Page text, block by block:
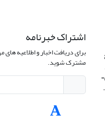
اشتراک خبرنامه
برای دریافت اخبار و اطلاعیه
مشترک شوید.